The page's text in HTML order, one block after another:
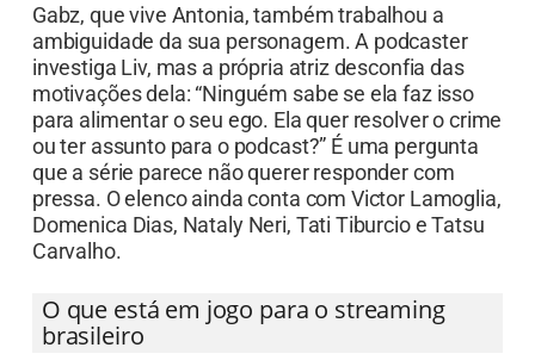
Gabz, que vive Antonia, também trabalhou a
ambiguidade da sua personagem. A podcaster
investiga Liv, mas a própria atriz desconfia das
motivações dela: “Ninguém sabe se ela faz isso
para alimentar o seu ego. Ela quer resolver o crime
ou ter assunto para o podcast?” É uma pergunta
que a série parece não querer responder com
pressa. O elenco ainda conta com Victor Lamoglia,
Domenica Dias, Nataly Neri, Tati Tiburcio e Tatsu
Carvalho.
O que está em jogo para o streaming
brasileiro